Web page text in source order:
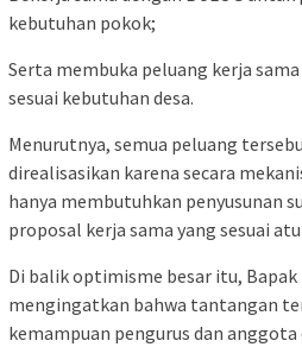
kebutuhan pokok;
Serta membuka peluang kerja
sesuai kebutuhan desa.
Menurutnya, semua peluang
direalisasikan karena secara
hanya membutuhkan penyusunan
proposal kerja sama yang sesuai
Di balik optimisme besar itu,
mengingatkan bahwa tantangan
kemampuan pengurus dan